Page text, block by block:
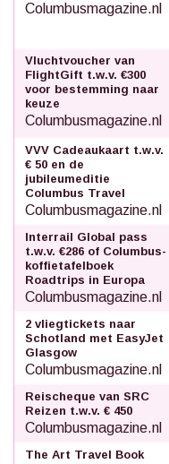
Columbusmagazine.nl
Vluchtvoucher van
FlightGift t.w.v. €300
voor bestemming naar
keuze
Columbusmagazine.nl
VVV Cadeaukaart t.w.v.
€ 50 en de
jubileumeditie
Columbus Travel
Columbusmagazine.nl
Interrail Global pass
t.w.v. €286 of Columbus-
koffietafelboek
Roadtrips in Europa
Columbusmagazine.nl
2 vliegtickets naar
Schotland met EasyJet
Glasgow
Columbusmagazine.nl
Reischeque van SRC
Reizen t.w.v. € 450
Columbusmagazine.nl
The Art Travel Book